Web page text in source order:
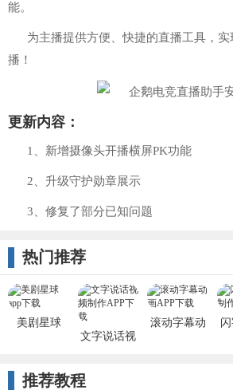
能。
为主播提供方便、快捷的直播工具，
播！
更新内容：
1、新增摄像头开播横屏PK功能
2、升级守护勋章展示
3、修复了部分已知问题
热门推荐
美剧星球
文字说话视
滚动字幕动
推荐教程